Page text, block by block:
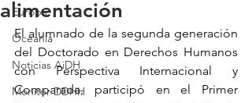
Europa
Oceanía
Noticias AiDH
Monitor DDHH
alimentación
El alumnado de la segunda generación
del Doctorado en Derechos Humanos
con Perspectiva Internacional y
Comparada, participó en el Primer